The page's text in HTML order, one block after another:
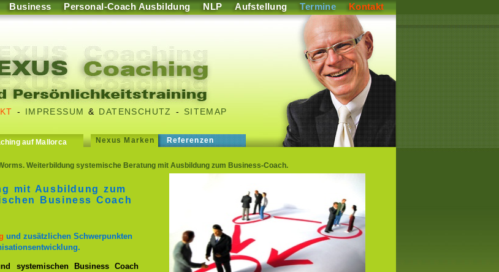
Business Personal-Coach Ausbildung NLP Aufstellung Termine Kontakt
- IMPRESSUM & DATENSCHUTZ - SITEMAP
auf Mallorca Nexus Marken Referenzen
Weiterbildung systemische Beratung mit Ausbildung zum Business-Coach.
mit Ausbildung zum
Business Coach
und zusätzlichen Schwerpunkten
systemischen Business Coach